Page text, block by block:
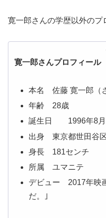
寛一郎さんの学歴以外のプ
寛一郎さんプロフィール
本名 佐藤 寛一郎（
年齢 28歳
誕生日 1996年8月
出身 東京都世田谷
身長 181センチ
所属 ユマニテ
デビュー 2017年映
だ。｣